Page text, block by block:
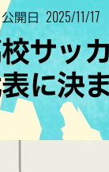
公開日 2025/11/17
サッ
に決